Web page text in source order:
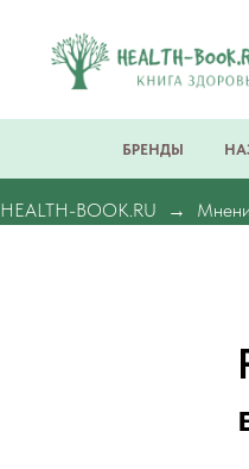
БРЕНДЫ
HEALTH-BOOK.RU